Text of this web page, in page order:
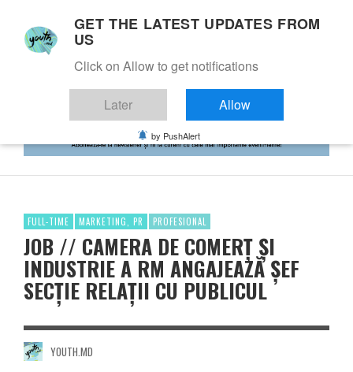
FULL-TIME MARKETING, PR PROFESIONAL
JOB // CAMERA DE COMERȚ ȘI
INDUSTRIE A RM ANGAJEAZĂ ȘEF
SECȚIE RELAȚII CU PUBLICUL
YOUTH.MD
GET THE LATEST UPDATES FROM
US
Click on Allow to get notifications
Later Allow
by PushAlert